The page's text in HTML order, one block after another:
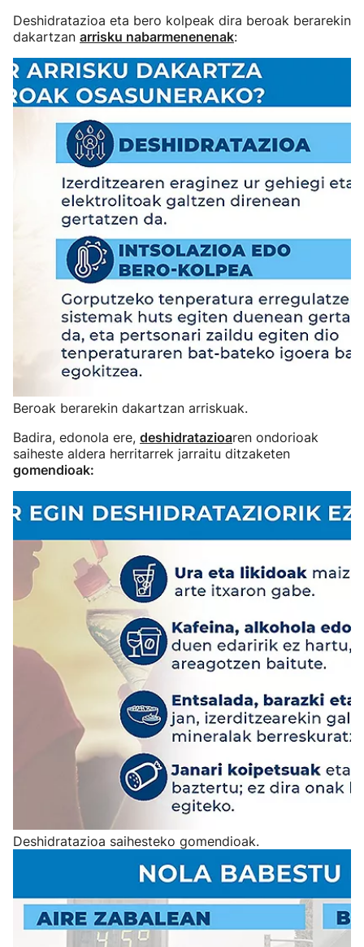
Deshidratazioa eta bero kolpeak dira beroak berarekin
dakartzan arrisku nabarmenenenak:
Beroak berarekin dakartzan arriskuak.
Badira, edonola ere, deshidratazioaren ondorioak
saiheste aldera herritarrek jarraitu ditzaketen
gomendioak:
Deshidratazioa saihesteko gomendioak.